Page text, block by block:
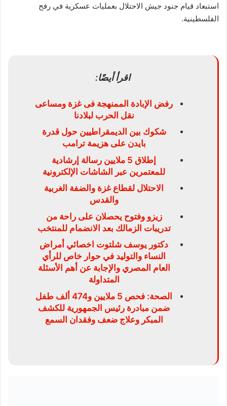
استبعاد قيام جنود جيش الاحتلال بعمليات عسكرية في رفح
الفلسطينية.
اقرأ أيضًا:
رفض الإبادة الممنهجة فى غزة ومساعى
نقل الحرب لبلادنا
شكوك بين الديمقراطيين حول قدرة
بايدن على هزيمة ترامب
إطلاق 5 ملايين رسالة إرشادية
للمعتمرين عبر الشاشات الإلكترونية
الاحتلال لقطاع غزة والضفة الغربية
والقدس
زيزو وفتوح يحصلان على راحة من
تدريبات الزمالك بعد الانضمام للمنتخب
دكتور يوسف شلتوت اخصائي أمراض
النساء والتوليد في حوار خاص للرأي
العام المصري والإجابة عن أهم الأسئلة
المتداولة
الصحة: فحص 5 ملايين و474 ألف طفل
ضمن مبادرة رئيس الجمهورية للكشف
المبكر وعلاج ضعف وفقدان السمع